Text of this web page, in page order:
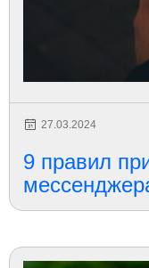
27.03.2024
9 правил